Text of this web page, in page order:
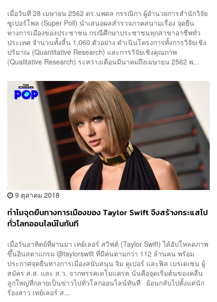
เมื่อวันที่ 28 เมษายน 2562 ดร.นพดล กรรณิกา ผู้อำนวยการสำนักวิจัย
ซูเปอร์โพล (Super Poll) นำเสนอผลสำรวจภาคสนามเรื่อง จุดยืน
ทางการเมืองของประชาชน กรณีศึกษาประชาชนทุกสาขาอาชีพทั่ว
ประเทศ จำนวนทั้งสิ้น 1,060 ตัวอย่าง ดำเนินโครงการทั้งการวิจัยเชิง
ปริมาณ (Quantitative Research) และการวิจัยเชิงคุณภาพ
(Qualitative Research) ระหว่างเดือนมีนาคมถึงเมษายน 2562 พ...
9 ตุลาคม 2018
ทำไมจุดยืนทางการเมืองของ Taylor Swift จึงสร้างกระแสไป
ทั่วโลกออนไลน์ในทันที
เมื่อวันอาทิตย์ที่ผ่านมา เทย์เลอร์ สวิฟต์ (Taylor Swift) ได้อัปโหลดภาพ
ขึ้นอินสตาแกรม @taylorswift ที่มีคนตามกว่า 112 ล้านคน พร้อม
ประกาศจุดยืนทางการเมืองสนับสนุน จิม คูเปอร์ และฟิล เบรเดเซน ผู้
สมัคร ส.ส. และ ส.ว. จากพรรคเดโมแครต นั่นคือจุดเริ่มต้นของคลื่น
ลูกใหญ่ที่กลายเป็นข่าวไปทั่วโลกออนไลน์ทันที ย้อนกลับไปตั้งแต่นัก
ร้องสาว เทย์เลอร์ ส...